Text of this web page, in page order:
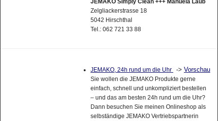
Zelgliackerstrasse 18
5042 Hirschthal
Tel.: 062 721 33 88
JEMAKO, 24h rund um die Uhr -> Vorschau
Sie wollen die JEMAKO Produkte gerne
einfach, schnell und unkompliziert bestellen
– und das am besten 24h rund um die Uhr?
Dann besuchen Sie meinen Onlineshop als
selbständige JEMAKO Vertriebspartnerin